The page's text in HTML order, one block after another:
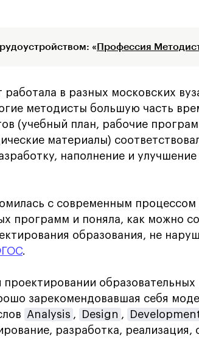
« Профессия
работала в разных московских
методисты большую часть
(учебный план, рабочие
материалы)
наполнение и
с современным процессом
программ и поняла, как можно
образования, не
.
образовательных
зарекомендовавшая себя
Analysis , Design ,
разработка, реализация,